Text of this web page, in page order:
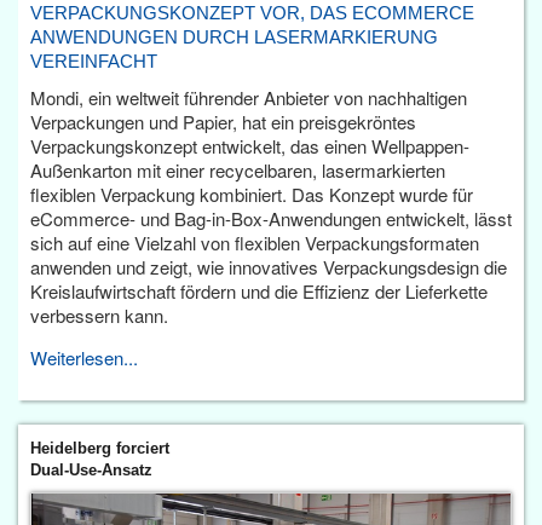
VERPACKUNGSKONZEPT VOR, DAS ECOMMERCE
ANWENDUNGEN DURCH LASERMARKIERUNG
VEREINFACHT
Mondi, ein weltweit führender Anbieter von nachhaltigen
Verpackungen und Papier, hat ein preisgekröntes
Verpackungskonzept entwickelt, das einen Wellpappen-
Außenkarton mit einer recycelbaren, lasermarkierten
flexiblen Verpackung kombiniert. Das Konzept wurde für
eCommerce- und Bag-in-Box-Anwendungen entwickelt, lässt
sich auf eine Vielzahl von flexiblen Verpackungsformaten
anwenden und zeigt, wie innovatives Verpackungsdesign die
Kreislaufwirtschaft fördern und die Effizienz der Lieferkette
verbessern kann.
Weiterlesen...
Heidelberg forciert
Dual-Use-Ansatz